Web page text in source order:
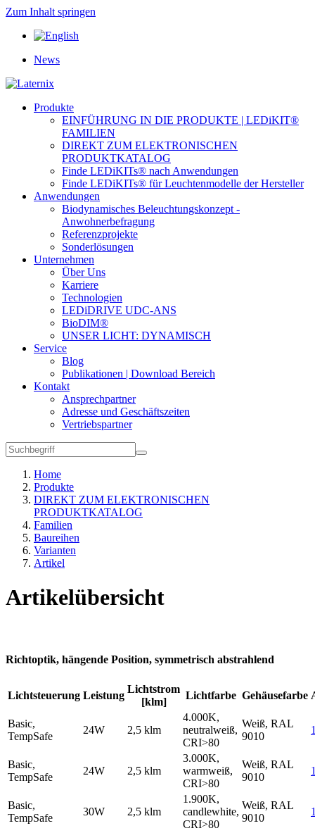
Zum Inhalt springen
News
Produkte
EINFÜHRUNG IN DIE PRODUKTE | LEDiKIT®
FAMILIEN
DIREKT ZUM ELEKTRONISCHEN
PRODUKTKATALOG
Finde LEDiKITs® nach Anwendungen
Finde LEDiKITs® für Leuchtenmodelle der Hersteller
Anwendungen
Biodynamisches Beleuchtungskonzept -
Anwohnerbefragung
Referenzprojekte
Sonderlösungen
Unternehmen
Über Uns
Karriere
Technologien
LEDiDRIVE UDC-ANS
BioDIM®
UNSER LICHT: DYNAMISCH
Service
Blog
Publikationen | Download Bereich
Kontakt
Ansprechpartner
Adresse und Geschäftszeiten
Vertriebspartner
Home
Produkte
DIREKT ZUM ELEKTRONISCHEN
PRODUKTKATALOG
Familien
Baureihen
Varianten
Artikel
Artikelübersicht
Richtoptik, hängende Position, symmetrisch abstrahlend
Lichtsteuerung Leistung
Lichtstrom
[klm]
Lichtfarbe Gehäusefarbe
Basic,
TempSafe
24W 2,5 klm
4.000K,
neutralweiß,
CRI>80
Weiß, RAL
9010
Basic,
TempSafe
24W 2,5 klm
3.000K,
warmweiß,
CRI>80
Weiß, RAL
9010
Basic,
TempSafe
30W 2,5 klm
1.900K,
candlewhite,
CRI>80
Weiß, RAL
9010